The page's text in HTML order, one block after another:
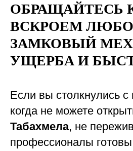
ОБРАЩАЙТЕСЬ
ВСКРОЕМ
ЗАМКОВЫЙ
УЩЕРБА И
Если вы столкнулись
когда не можете
Табахмела, не
профессионалы